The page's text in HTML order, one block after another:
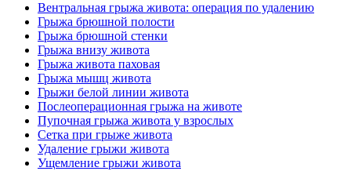
Вентральная грыжа живота: операция по удалению
Грыжа брюшной полости
Грыжа брюшной стенки
Грыжа внизу живота
Грыжа живота паховая
Грыжа мышц живота
Грыжи белой линии живота
Послеоперационная грыжа на животе
Пупочная грыжа живота у взрослых
Сетка при грыже живота
Удаление грыжи живота
Ущемление грыжи живота